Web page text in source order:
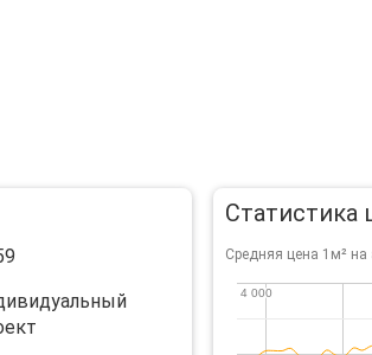
Статистика
Средняя цена 1м² на
4 000
4 000